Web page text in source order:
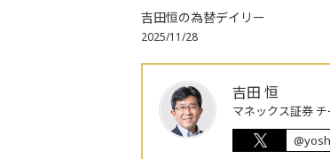
吉田恒の為替デイリー
2025/11/28
吉田 恒
マネックス証券